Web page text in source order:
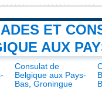
ET
AUX
Consulat de
Belgique aux Pays-
Bas, Groningue